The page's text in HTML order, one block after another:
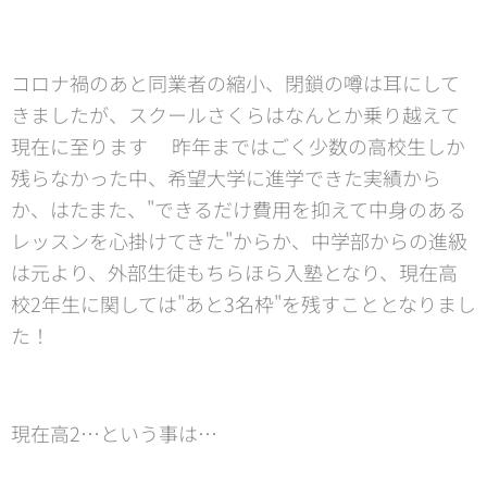
コロナ禍のあと同業者の縮小、閉鎖の噂は耳にして
きましたが、スクールさくらはなんとか乗り越えて
現在に至ります😊昨年まではごく少数の高校生しか
残らなかった中、希望大学に進学できた実績から
か、はたまた、"できるだけ費用を抑えて中身のある
レッスンを心掛けてきた"からか、中学部からの進級
は元より、外部生徒もちらほら入塾となり、現在高
校2年生に関しては"あと3名枠"を残すこととなりまし
た！
現在高2…という事は…